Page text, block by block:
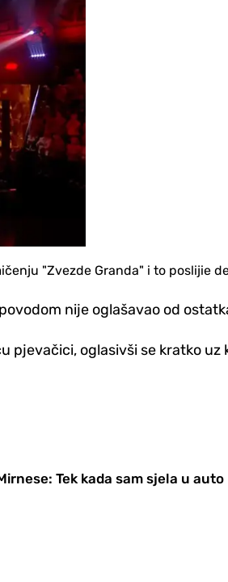
"Zvezde Granda" i to poslijie
nije oglašavao od
pjevačici, oglasivši se kratko uz
Tek kada sam sjela u